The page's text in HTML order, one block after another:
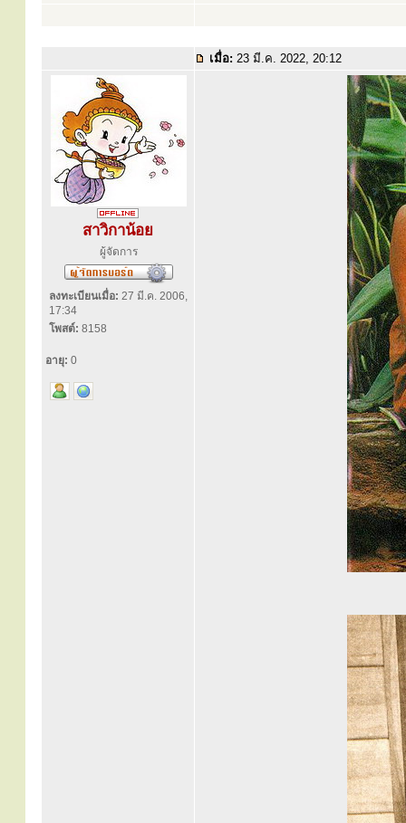
เมื่อ: 23 มี.ค. 2022, 20:12
สาวิกาน้อย
ผู้จัดการ
ลงทะเบียนเมื่อ: 27 มี.ค. 2006,
17:34
โพสต์: 8158
อายุ: 0